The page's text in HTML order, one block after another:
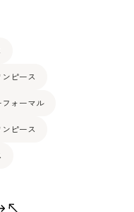
ピース
フォーマル
ピース